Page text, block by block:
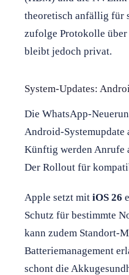
theoretisch anfällig für
zufolge Protokolle
bleibt jedoch privat.
System-Updates:
Die WhatsApp-
Android-
Künftig werden Anrufe
Der Rollout für
Apple setzt mit iOS 26
Schutz für bestimmte
kann zudem Standort-
Batteriemanagement
schont die